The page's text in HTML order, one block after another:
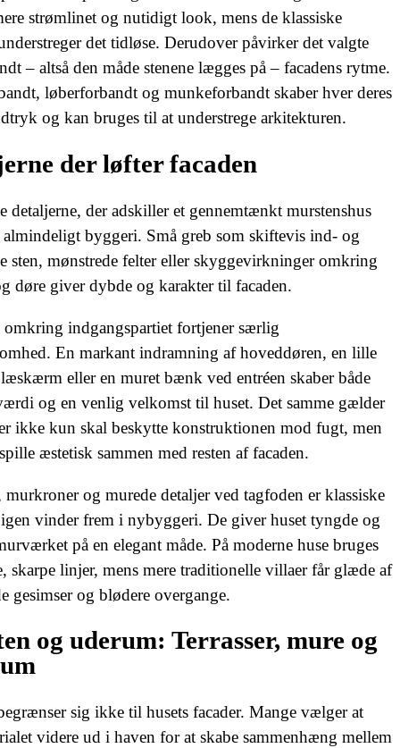
strømlinet og nutidigt look, mens de klassiske
det tidløse. Derudover påvirker det valgte
– altså den måde stenene lægges på – facadens rytme.
løberforbandt og munkeforbandt skaber hver deres
og kan bruges til at understrege arkitekturen.
der løfter facaden
detaljerne, der adskiller et gennemtænkt murstenshus
almindeligt byggeri. Små greb som skiftevis ind- og
sten, mønstrede felter eller skyggevirkninger omkring
døre giver dybde og karakter til facaden.
indgangspartiet fortjener særlig
En markant indramning af hoveddøren, en lille
eller en muret bænk ved entréen skaber både
og en venlig velkomst til huset. Det samme gælder
ikke kun skal beskytte konstruktionen mod fugt, men
æstetisk sammen med resten af facaden.
murkroner og murede detaljer ved tagfoden er klassiske
vinder frem i nybyggeri. De giver huset tyngde og
på en elegant måde. På moderne huse bruges
skarpe linjer, mens mere traditionelle villaer får glæde af
gesimser og blødere overgange.
og uderum: Terrasser, mure og
sig ikke til husets facader. Mange vælger at
videre ud i haven for at skabe sammenhæng mellem